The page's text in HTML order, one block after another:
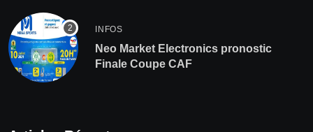
INFOS
Neo Market Electronics pronostic
Finale Coupe CAF